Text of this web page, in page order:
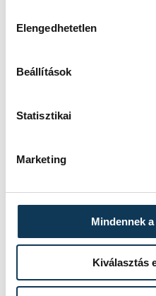
Elengedhetetlen
Beállítások
Statisztikai
Marketing
Mindennek
Kiválasztás